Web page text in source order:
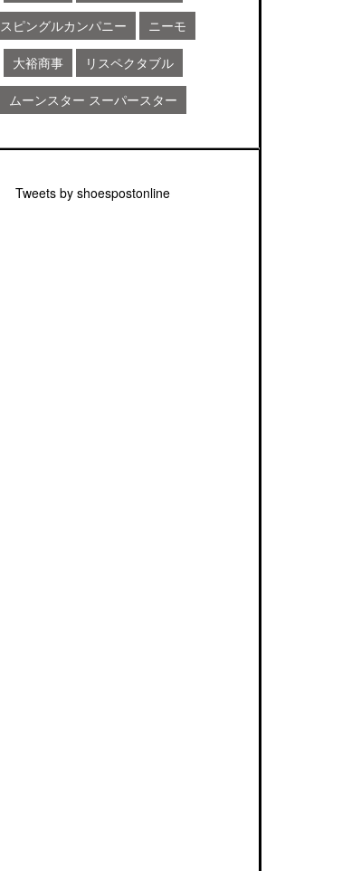
スピングルカンパニー ニーモ
大裕商事 リスペクタブル
ムーンスター スーパースター
Tweets by shoespostonline